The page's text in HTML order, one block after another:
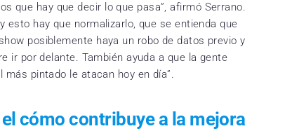
que hay que decir lo que pasa”, afirmó Serrano.
esto hay que normalizarlo, que se entienda que
posiblemente haya un robo de datos previo y
ir por delante. También ayuda a que la gente
pintado le atacan hoy en día”.
cómo contribuye a la mejora